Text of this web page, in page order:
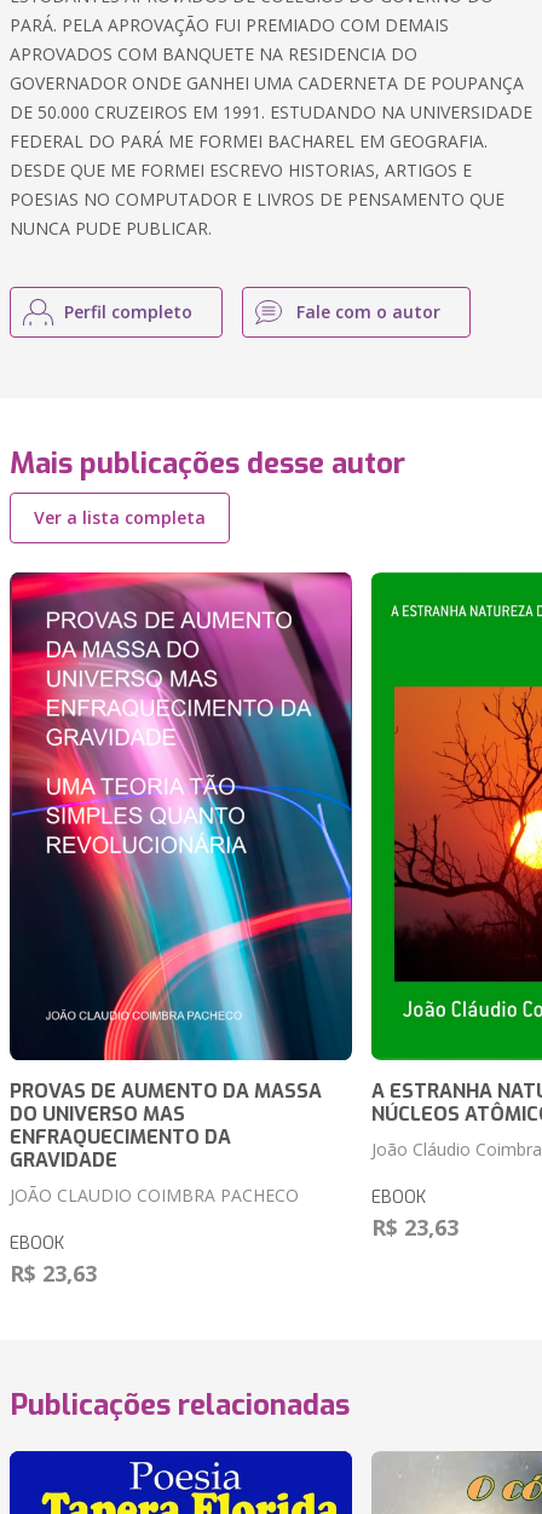
PARÁ. PELA APROVAÇÃO FUI PREMIADO COM DEMAIS
APROVADOS COM BANQUETE NA RESIDENCIA DO
GOVERNADOR ONDE GANHEI UMA CADERNETA DE POUPANÇA
DE 50.000 CRUZEIROS EM 1991. ESTUDANDO NA UNIVERSIDADE
FEDERAL DO PARÁ ME FORMEI BACHAREL EM GEOGRAFIA.
DESDE QUE ME FORMEI ESCREVO HISTORIAS, ARTIGOS E
POESIAS NO COMPUTADOR E LIVROS DE PENSAMENTO QUE
NUNCA PUDE PUBLICAR.
Perfil completo Fale com o autor
Mais publicações desse autor
Ver a lista completa
PROVAS DE AUMENTO DA MASSA
DO UNIVERSO MAS
ENFRAQUECIMENTO DA
GRAVIDADE
JOÃO CLAUDIO COIMBRA PACHECO
EBOOK
R$ 23,63
A ESTRANHA
NÚCLEOS
João Cláudio
EBOOK
R$ 23,63
Publicações relacionadas